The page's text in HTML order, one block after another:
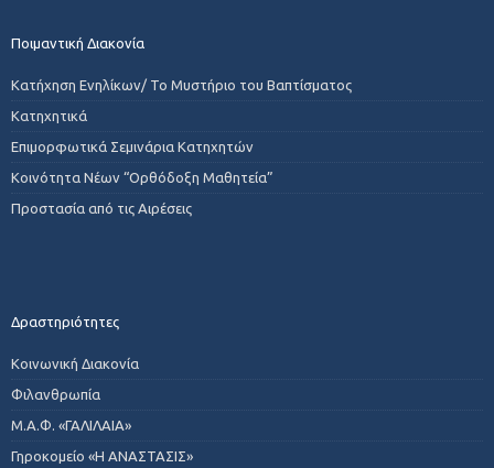
Ποιμαντική Διακονία
Κατήχηση Ενηλίκων/ Το Μυστήριο του Βαπτίσματος
Κατηχητικά
Επιμορφωτικά Σεμινάρια Κατηχητών
Κοινότητα Νέων “Ορθόδοξη Μαθητεία”
Προστασία από τις Αιρέσεις
Δραστηριότητες
Κοινωνική Διακονία
Φιλανθρωπία
Μ.Α.Φ. «ΓΑΛΙΛΑΙΑ»
Γηροκομείο «Η ΑΝΑΣΤΑΣΙΣ»